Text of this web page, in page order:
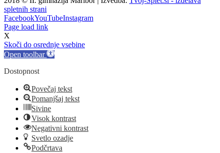
spletnih strani
FacebookYouTubeInstagram
Page load link
X
Skoči do osrednje vsebine
Open toolbar
Dostopnost
Povečaj tekst
Pomanjšaj tekst
Sivine
Visok kontrast
Negativni kontrast
Svetlo ozadje
Podčrtava